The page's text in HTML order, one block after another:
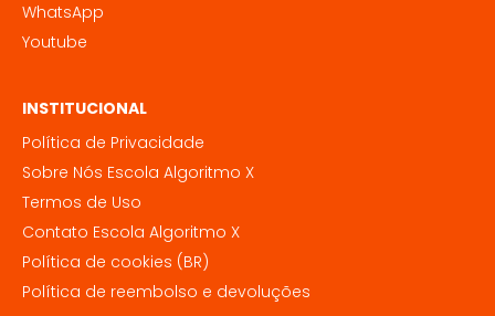
WhatsApp
Youtube
INSTITUCIONAL
Política de Privacidade
Sobre Nós Escola Algoritmo X
Termos de Uso
Contato Escola Algoritmo X
Política de cookies (BR)
Política de reembolso e devoluções